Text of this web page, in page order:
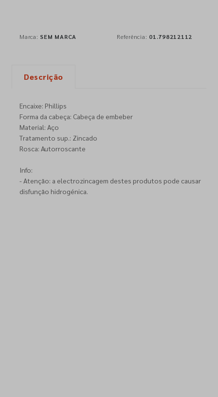
Marca: SEM MARCA Referência: 01.798212112
Descrição
Encaixe: Phillips
Forma da cabeça: Cabeça de embeber
Material: Aço
Tratamento sup.: Zincado
Rosca: Autorroscante
Info:
- Atenção: a electrozincagem destes produtos pode causar
disfunção hidrogénica.